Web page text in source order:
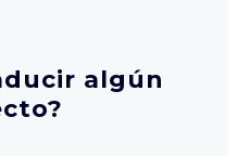
algún